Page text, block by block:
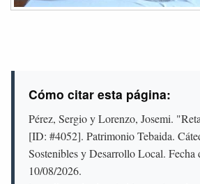
Cómo citar esta página:
Pérez, Sergio y Lorenzo, Josemi.
[ID: #4052]. Patrimonio Tebaida.
Sostenibles y Desarrollo Local. Fecha
10/08/2026.